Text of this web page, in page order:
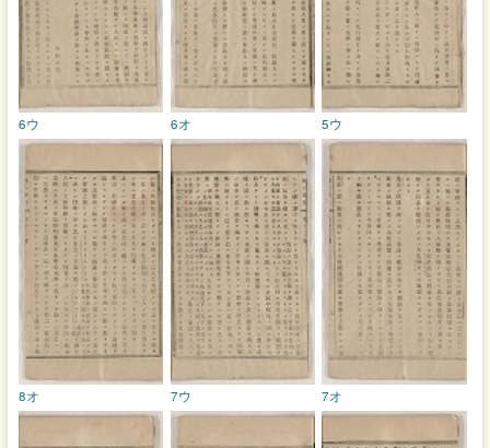
5ウ
6オ
6ウ
7オ
7ウ
8オ